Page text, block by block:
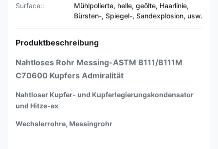
Surface::
Mühlpolierte, helle, geölte, Haarlinie,
Bürsten-, Spiegel-, Sandexplosion, usw.
Produktbeschreibung
Nahtloses Rohr Messing-ASTM B111/B111M
C70600 Kupfers Admiralität
Nahtloser Kupfer- und Kupferlegierungskondensator
und Hitze-ex
Wechslerrohre, Messingrohr